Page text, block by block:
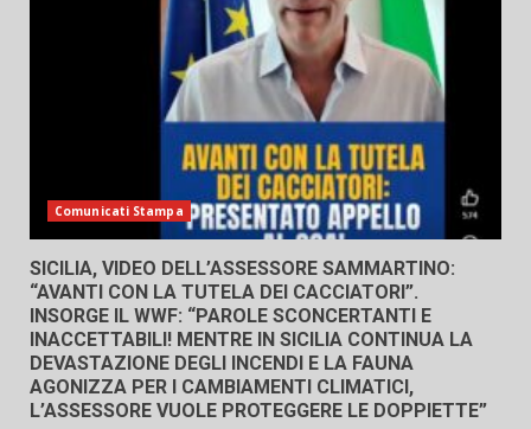
Comunicati Stampa
SICILIA, VIDEO DELL’ASSESSORE SAMMARTINO:
“AVANTI CON LA TUTELA DEI CACCIATORI”.
INSORGE IL WWF: “PAROLE SCONCERTANTI E
INACCETTABILI! MENTRE IN SICILIA CONTINUA LA
DEVASTAZIONE DEGLI INCENDI E LA FAUNA
AGONIZZA PER I CAMBIAMENTI CLIMATICI,
L’ASSESSORE VUOLE PROTEGGERE LE DOPPIETTE”